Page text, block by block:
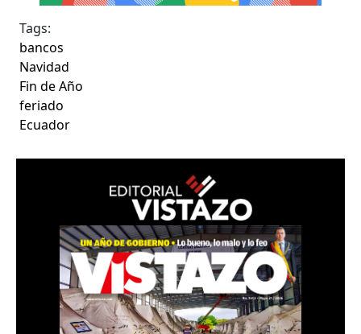
Tags:
bancos
Navidad
Fin de Año
feriado
Ecuador